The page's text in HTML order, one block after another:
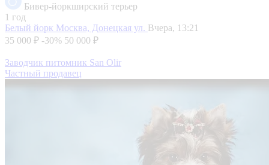
Бивер-йоркширский терьер
1 год
Белый йорк Москва, Донецкая ул. Вчера, 13:21
35 000 ₽ -30% 50 000 ₽
Заводчик питомник San Olir
Частный продавец